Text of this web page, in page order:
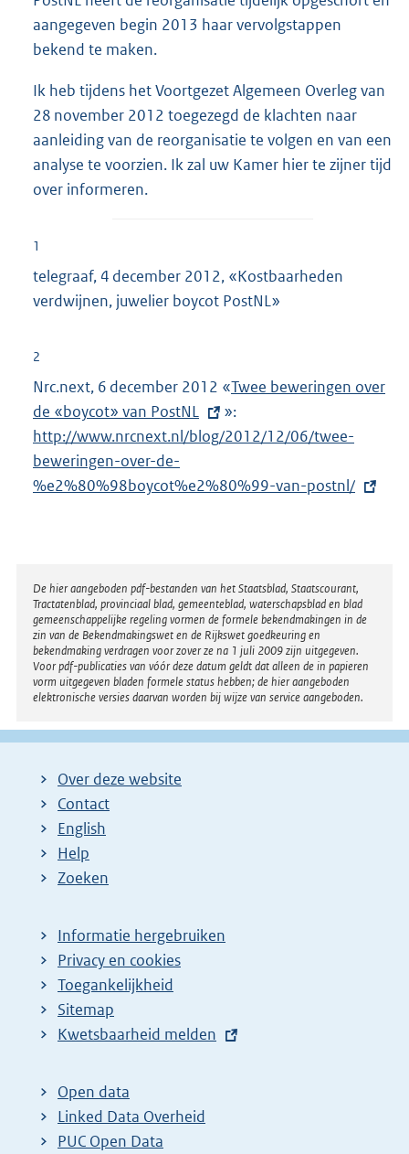
aangegeven begin 2013 haar vervolgstappen
bekend te maken.
Ik heb tijdens het Voortgezet Algemeen Overleg van
28 november 2012 toegezegd de klachten naar
aanleiding van de reorganisatie te volgen en van een
analyse te voorzien. Ik zal uw Kamer hier te zijner tijd
over informeren.
1
telegraaf, 4 december 2012, «Kostbaarheden
verdwijnen, juwelier boycot PostNL»
2
Nrc.next, 6 december 2012 «E
x
t
r
i
n
k
:
Twee beweringen over
de «boycot» van PostNL
»:
x
e
l
i
n
k
:
http://www.nrcnext.nl/blog/2012/12/06/twee-
beweringen-over-de-
%e2%80%98boycot%e2%80%99-van-postnl/
Disclaimer
De hier aangeboden pdf-bestanden van het Staatsblad, Staatscourant,
Tractatenblad, provinciaal blad, gemeenteblad, waterschapsblad en blad
gemeenschappelijke regeling vormen de formele bekendmakingen in de
zin van de Bekendmakingswet en de Rijkswet goedkeuring en
bekendmaking verdragen voor zover ze na 1 juli 2009 zijn uitgegeven.
Voor pdf-publicaties van vóór deze datum geldt dat alleen de in papieren
vorm uitgegeven bladen formele status hebben; de hier aangeboden
elektronische versies daarvan worden bij wijze van service aangeboden.
Over deze website
Contact
English
Help
Zoeken
Informatie hergebruiken
Privacy en cookies
Toegankelijkheid
Sitemap
E
t
e
r
Kwetsbaarheid melden
Open data
Linked Data Overheid
PUC Open Data